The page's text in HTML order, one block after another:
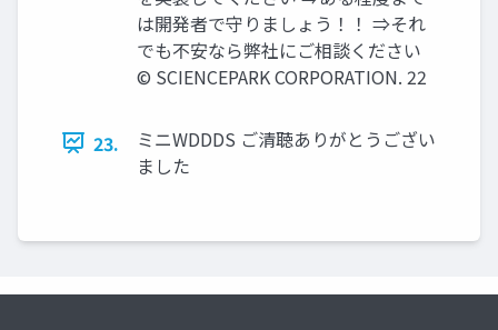
は開発者で守りましょう！！ ⇒それ
でも不安なら弊社にご相談ください
© SCIENCEPARK CORPORATION. 22
23.
ミニWDDDS ご清聴ありがとうござい
ました